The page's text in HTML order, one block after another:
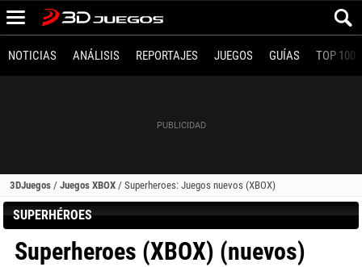
NOTICIAS ANÁLISIS REPORTAJES JUEGOS GUÍAS TOP 100
3DJuegos / Juegos XBOX / Superheroes: Juegos nuevos (XBOX)
SUPERHÉROES
Superheroes (XBOX) (nuevos)